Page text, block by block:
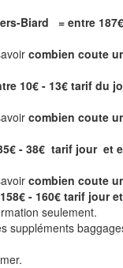
Biard = entre
combien coute
10€ - 13€ tarif du
combien coute
- 38€ tarif jour et
combien coute
- 160€ tarif jour
seulement.
suppléments